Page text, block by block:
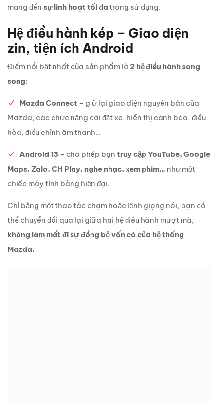
mang đến sự linh hoạt tối đa trong sử dụng.
Hệ điều hành kép – Giao diện
zin, tiện ích Android
Điểm nổi bật nhất của sản phẩm là 2 hệ điều hành song
song:
Mazda Connect – giữ lại giao diện nguyên bản của
Mazda, các chức năng cài đặt xe, hiển thị cảnh báo, điều
hòa, điều chỉnh âm thanh…
Android 13 – cho phép bạn truy cập YouTube, Google
Maps, Zalo, CH Play, nghe nhạc, xem phim… như một
chiếc máy tính bảng hiện đại.
Chỉ bằng một thao tác chạm hoặc lệnh giọng nói, bạn có
thể chuyển đổi qua lại giữa hai hệ điều hành mượt mà,
không làm mất đi sự đồng bộ vốn có của hệ thống
Mazda.